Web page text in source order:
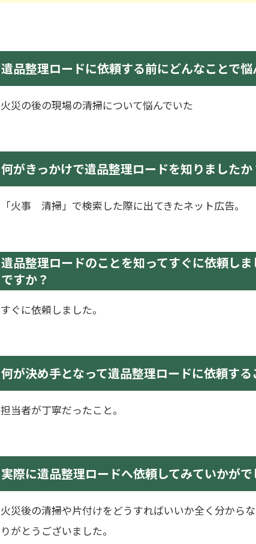
遺品整理ロードに依頼する前にどんなことで悩
火災の後の現場の清掃について悩んでいた
何がきっかけで遺品整理ロードを知りましたか
「火事 清掃」で検索した際に出てきたネット広告。
遺品整理ロードのことを知ってすぐに依頼し
ですか？
すぐに依頼しました。
何が決め手となって遺品整理ロードに依頼する
担当者が丁寧だったこと。
実際に遺品整理ロードへ依頼してみていかがで
火災後の清掃や片付けをどうすればいいか全く分から
りがとうございました。